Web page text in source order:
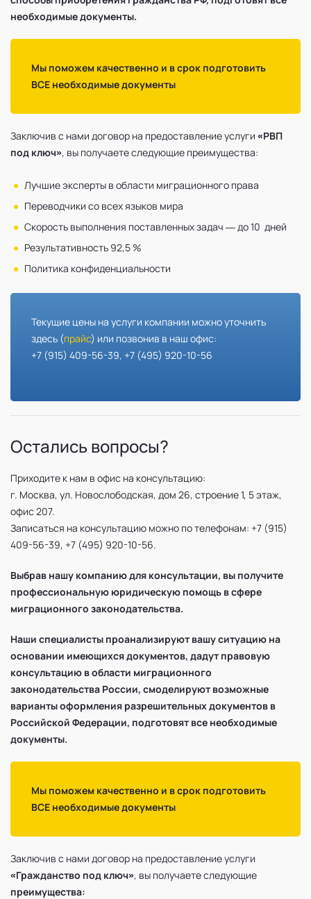
необходимые документы.
Мы поможем качественно и в срок подготовить
ВСЕ необходимые документы
Заключив с нами договор на предоставление услуги «РВП
под ключ», вы получаете следующие преимущества:
Лучшие эксперты в области миграционного права
Переводчики со всех языков мира
Скорость выполнения поставленных задач — до 10 дней
Результативность 92,5 %
Политика конфиденциальности
Текущие цены на услуги компании можно уточнить
здесь (прайс) или позвонив в наш офис:
+7 (915) 409-56-39, +7 (495) 920-10-56
Остались вопросы?
Приходите к нам в офис на консультацию:
г. Москва, ул. Новослободская, дом 26, строение 1, 5 этаж,
офис 207.
Записаться на консультацию можно по телефонам: +7 (915)
409-56-39, +7 (495) 920-10-56.
Выбрав нашу компанию для консультации, вы получите
профессиональную юридическую помощь в сфере
миграционного законодательства.
Наши специалисты проанализируют вашу ситуацию на
основании имеющихся документов, дадут правовую
консультацию в области миграционного
законодательства России, смоделируют возможные
варианты оформления разрешительных документов в
Российской Федерации, подготовят все необходимые
документы.
Мы поможем качественно и в срок подготовить
ВСЕ необходимые документы
Заключив с нами договор на предоставление услуги
«Гражданство под ключ», вы получаете следующие
преимущества: